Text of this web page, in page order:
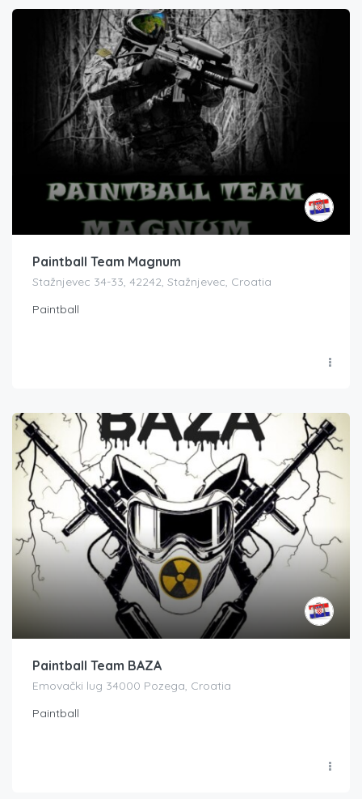
Paintball Team Magnum
Stažnjevec 34-33, 42242, Stažnjevec, Croatia
Paintball
Paintball Team BAZA
Emovački lug 34000 Pozega, Croatia
Paintball